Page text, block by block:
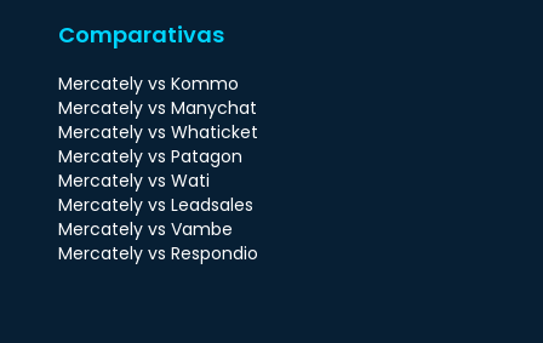
Comparativas
Mercately vs Kommo
Mercately vs Manychat
Mercately vs Whaticket
Mercately vs Patagon
Mercately vs Wati
Mercately vs Leadsales
Mercately vs Vambe
Mercately vs Respondio